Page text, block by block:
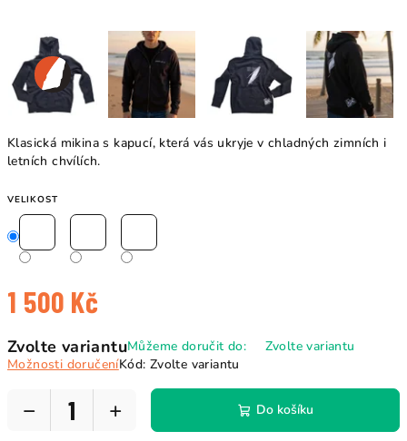
Klasická mikina s kapucí, která vás ukryje v chladných zimních i
letních chvílích.
VELIKOST
1 500 Kč
cena:
Zvolte variantuMůžeme doručit do:
Zvolte variantu
Možnosti doručeníKód: Zvolte variantu
+
− Do košíku